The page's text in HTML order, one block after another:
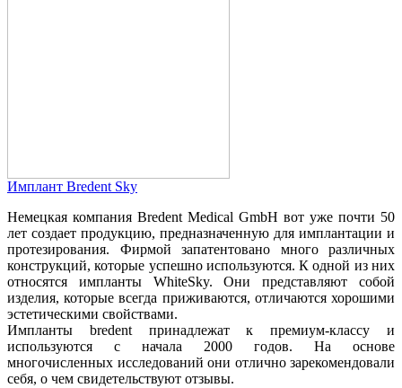
Имплант Bredent Sky
Немецкая компания Bredent Medical GmbH вот уже почти 50
лет создает продукцию, предназначенную для имплантации и
протезирования. Фирмой запатентовано много различных
конструкций, которые успешно используются. К одной из них
относятся импланты WhiteSky. Они представляют собой
изделия, которые всегда приживаются, отличаются хорошими
эстетическими свойствами.
Импланты bredent принадлежат к премиум-классу и
используются с начала 2000 годов. На основе
многочисленных исследований они отлично зарекомендовали
себя, о чем свидетельствуют отзывы.